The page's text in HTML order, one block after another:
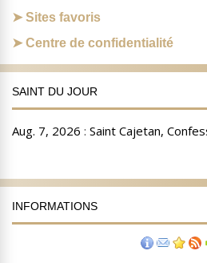
Sites favoris
Centre de confidentialité
SAINT DU JOUR
INFORMATIONS